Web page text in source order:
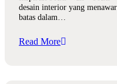
desain interior yang
batas dalam…
Read More